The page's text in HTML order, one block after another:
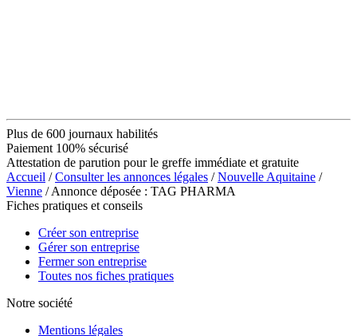
Plus de 600 journaux habilités
Paiement 100% sécurisé
Attestation de parution pour le greffe immédiate et gratuite
Accueil /Consulter les annonces légales /Nouvelle Aquitaine /
Vienne / Annonce déposée : TAG PHARMA
Fiches pratiques et conseils
Créer son entreprise
Gérer son entreprise
Fermer son entreprise
Toutes nos fiches pratiques
Notre société
Mentions légales